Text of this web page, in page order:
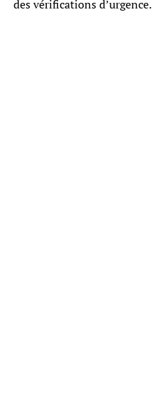
des vérifications d’urgence.